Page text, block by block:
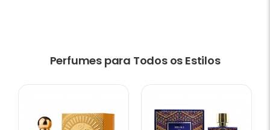
Perfumes para Todos os Estilos